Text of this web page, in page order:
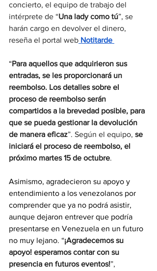
concierto, el equipo de trabajo del
intérprete de “Una lady como tú”, se
harán cargo en devolver el dinero,
reseña el portal web Notitarde
“Para aquellos que adquirieron sus
entradas, se les proporcionará un
reembolso. Los detalles sobre el
proceso de reembolso serán
compartidos a la brevedad posible, para
que se pueda gestionar la devolución
de manera eficaz”. Según el equipo, se
iniciará el proceso de reembolso, el
próximo martes 15 de octubre.
Asimismo, agradecieron su apoyo y
entendimiento a los venezolanos por
comprender que ya no podrá asistir,
aunque dejaron entrever que podría
presentarse en Venezuela en un futuro
no muy lejano. “¡Agradecemos su
apoyo! esperamos contar con su
presencia en futuros eventos!”,